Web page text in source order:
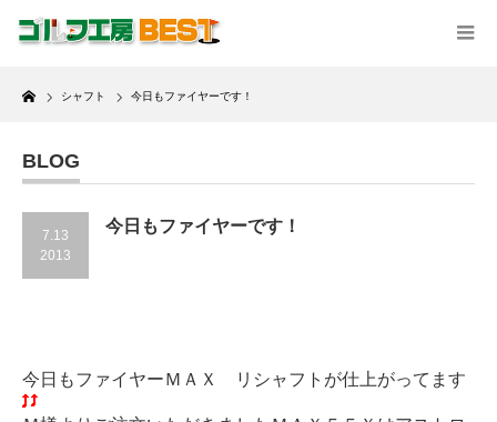
Home
シャフト 今日もファイヤーです！
BLOG
7.13
2013
今日もファイヤーです！
今日もファイヤーＭＡＸ リシャフトが仕上がってます